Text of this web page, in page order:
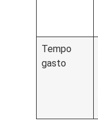
Tempo
gasto